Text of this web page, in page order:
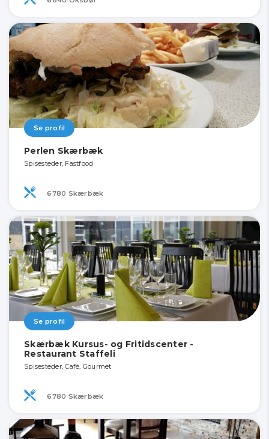
Se profil
Perlen Skærbæk
Spisesteder, Fastfood
6780 Skærbæk
Se profil
Skærbæk Kursus- og Fritidscenter -
Restaurant Staffeli
Spisesteder, Café, Gourmet
6780 Skærbæk